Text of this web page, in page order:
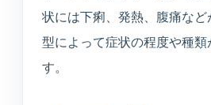
状には下痢、発熱、腹痛など
型によって症状の程度や種類
す。